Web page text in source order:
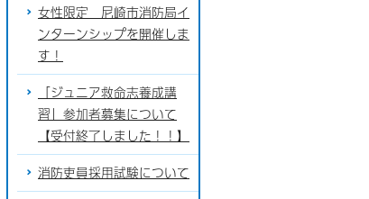
女性限定 尼崎市消防局イ
ンターンシップを開催しま
す！
「ジュニア救命志養成講
習」参加者募集について
【受付終了しました！！】
消防吏員採用試験について